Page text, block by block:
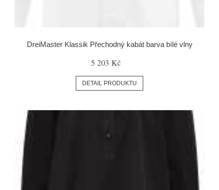
DreiMaster Klassik Přechodný kabát barva bílé vlny
5 203 Kč
DETAIL PRODUKTU